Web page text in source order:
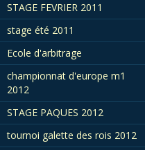
STAGE FEVRIER 2011
stage été 2011
Ecole d'arbitrage
championnat d'europe m1
2012
STAGE PAQUES 2012
tournoi galette des rois 2012